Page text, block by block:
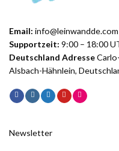
Email: info@leinwandde.com
Supportzeit: 9:00 – 18:00
Deutschland Adresse
Alsbach-Hähnlein,
Newsletter